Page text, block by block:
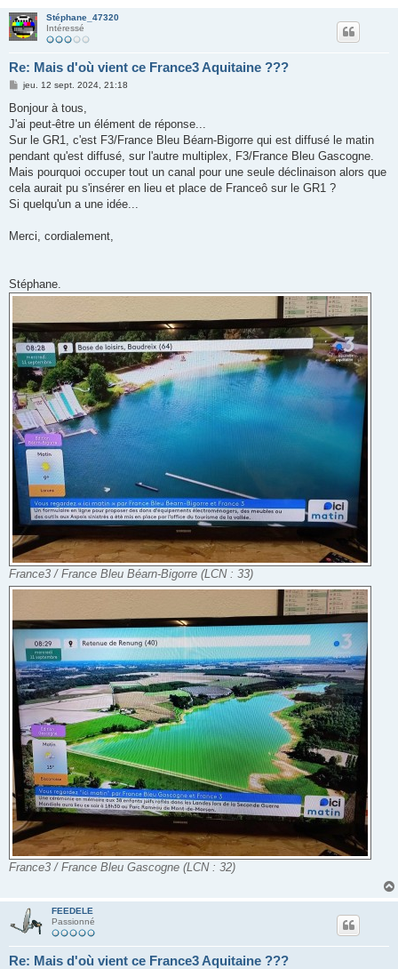
Stéphane_47320
Intéressé
Re: Mais d'où vient ce France3 Aquitaine ???
M
s
a
g
jeu. 12 sept. 2024, 21:18
Bonjour à tous,
J'ai peut-être un élément de réponse...
Sur le GR1, c'est F3/France Bleu Béarn-Bigorre qui est diffusé le matin
pendant qu'est diffusé, sur l'autre multiplex, F3/France Bleu Gascogne.
Mais pourquoi occuper tout un canal pour une seule déclinaison alors que
cela aurait pu s'insérer en lieu et place de Franceô sur le GR1 ?
Si quelqu'un a une idée...
Merci, cordialement,
Stéphane.
France3 / France Bleu Béarn-Bigorre (LCN : 33)
France3 / France Bleu Gascogne (LCN : 32)
FEEDELE
Passionné
Re: Mais d'où vient ce France3 Aquitaine ???